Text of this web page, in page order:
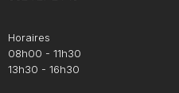
Horaires
08h00 - 11h30
13h30 - 16h30